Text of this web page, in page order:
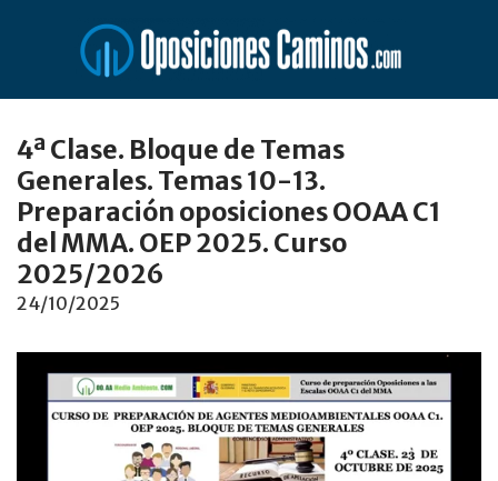
contenido
4ª Clase. Bloque de Temas
Generales. Temas 10-13.
Preparación oposiciones OOAA C1
del MMA. OEP 2025. Curso
2025/2026
24/10/2025